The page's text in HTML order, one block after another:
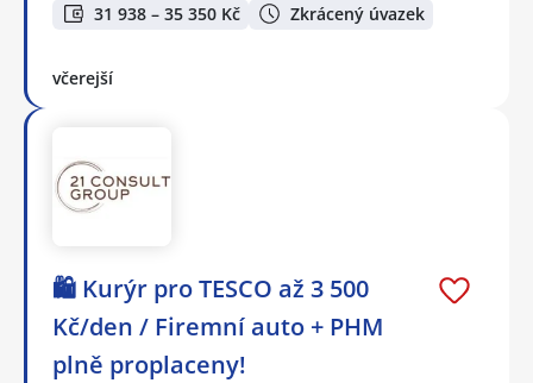
31 938 – 35 350 Kč Zkrácený úvazek
včerejší
🛍️ Kurýr pro TESCO až 3 500
Kč/den / Firemní auto + PHM
plně proplaceny!